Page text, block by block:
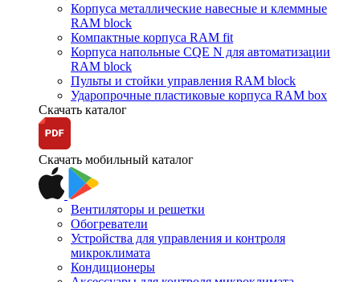
Корпуса металлические навесные и клеммные
RAM block
Компактные корпуса RAM fit
Корпуса напольные CQE N для автоматизации
RAM block
Пульты и стойки управления RAM block
Ударопрочные пластиковые корпуса RAM box
Скачать каталог
Скачать мобильный каталог
Вентиляторы и решетки
Обогреватели
Устройства для управления и контроля
микроклимата
Кондиционеры